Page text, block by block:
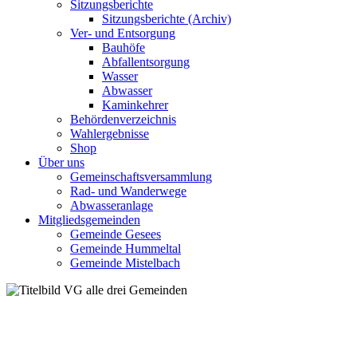
Sitzungsberichte
Sitzungsberichte (Archiv)
Ver- und Entsorgung
Bauhöfe
Abfallentsorgung
Wasser
Abwasser
Kaminkehrer
Behördenverzeichnis
Wahlergebnisse
Shop
Über uns
Gemeinschaftsversammlung
Rad- und Wanderwege
Abwasseranlage
Mitgliedsgemeinden
Gemeinde Gesees
Gemeinde Hummeltal
Gemeinde Mistelbach